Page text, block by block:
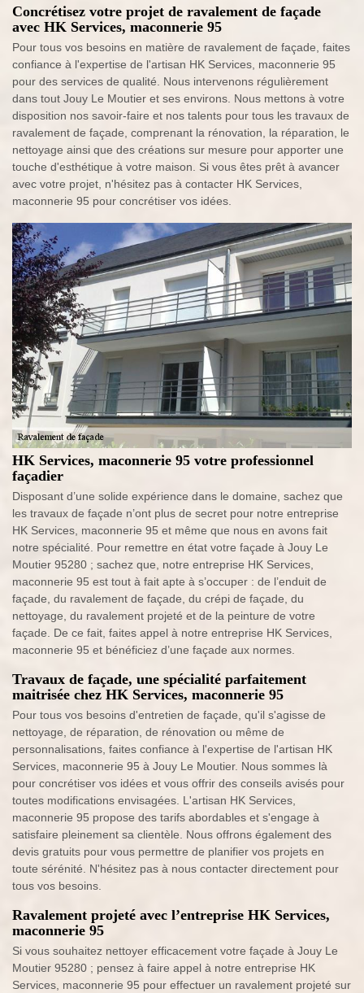
Concrétisez votre projet de ravalement de façade
avec HK Services, maconnerie 95
Pour tous vos besoins en matière de ravalement de façade, faites
confiance à l'expertise de l'artisan HK Services, maconnerie 95
pour des services de qualité. Nous intervenons régulièrement
dans tout Jouy Le Moutier et ses environs. Nous mettons à votre
disposition nos savoir-faire et nos talents pour tous les travaux de
ravalement de façade, comprenant la rénovation, la réparation, le
nettoyage ainsi que des créations sur mesure pour apporter une
touche d'esthétique à votre maison. Si vous êtes prêt à avancer
avec votre projet, n'hésitez pas à contacter HK Services,
maconnerie 95 pour concrétiser vos idées.
HK Services, maconnerie 95 votre professionnel
façadier
Disposant d’une solide expérience dans le domaine, sachez que
les travaux de façade n’ont plus de secret pour notre entreprise
HK Services, maconnerie 95 et même que nous en avons fait
notre spécialité. Pour remettre en état votre façade à Jouy Le
Moutier 95280 ; sachez que, notre entreprise HK Services,
maconnerie 95 est tout à fait apte à s’occuper : de l’enduit de
façade, du ravalement de façade, du crépi de façade, du
nettoyage, du ravalement projeté et de la peinture de votre
façade. De ce fait, faites appel à notre entreprise HK Services,
maconnerie 95 et bénéficiez d’une façade aux normes.
Travaux de façade, une spécialité parfaitement
maitrisée chez HK Services, maconnerie 95
Pour tous vos besoins d'entretien de façade, qu'il s'agisse de
nettoyage, de réparation, de rénovation ou même de
personnalisations, faites confiance à l'expertise de l'artisan HK
Services, maconnerie 95 à Jouy Le Moutier. Nous sommes là
pour concrétiser vos idées et vous offrir des conseils avisés pour
toutes modifications envisagées. L'artisan HK Services,
maconnerie 95 propose des tarifs abordables et s'engage à
satisfaire pleinement sa clientèle. Nous offrons également des
devis gratuits pour vous permettre de planifier vos projets en
toute sérénité. N'hésitez pas à nous contacter directement pour
tous vos besoins.
Ravalement projeté avec l’entreprise HK Services,
maconnerie 95
Si vous souhaitez nettoyer efficacement votre façade à Jouy Le
Moutier 95280 ; pensez à faire appel à notre entreprise HK
Services, maconnerie 95 pour effectuer un ravalement projeté sur